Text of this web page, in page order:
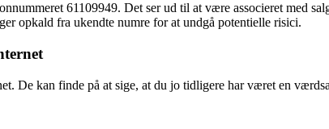
61109949. Det ser ud til at være associeret med
opkald fra ukendte numre for at undgå potentielle risici.
De kan finde på at sige, at du jo tidligere har været en